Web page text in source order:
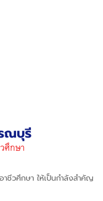
วศึกษา ให้เป็นกำลังสำคัญ